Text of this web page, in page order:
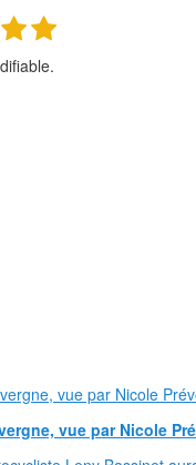
vue par Nicole